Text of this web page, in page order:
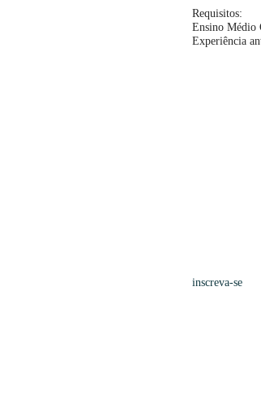
Requisitos:
Ensino Médio
Experiência
inscreva-se